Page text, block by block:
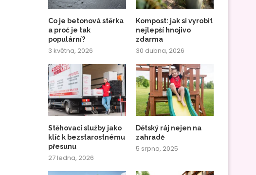
Co je betonová stěrka
a proč je tak
populární?
3 května, 2026
Kompost: jak si vyrobit
nejlepší hnojivo
zdarma
30 dubna, 2026
Stěhovací služby jako
klíč k bezstarostnému
přesunu
27 ledna, 2026
Dětský ráj nejen na
zahradě
5 srpna, 2025